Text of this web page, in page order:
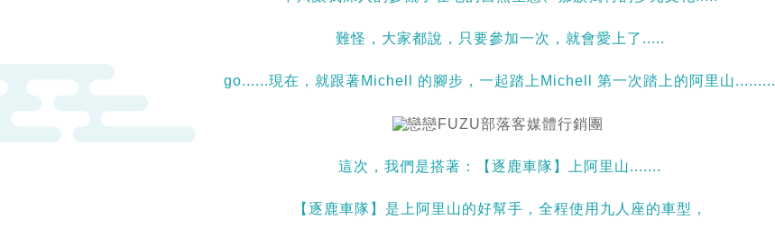
難怪，大家都說，只要參加一次，就會愛上了.....
go......現在，就跟著Michell 的腳步，一起踏上Michell 第一次踏上的阿里山.........
這次，我們是搭著：【逐鹿車隊】上阿里山.......
【逐鹿車隊】是上阿里山的好幫手，全程使用九人座的車型，